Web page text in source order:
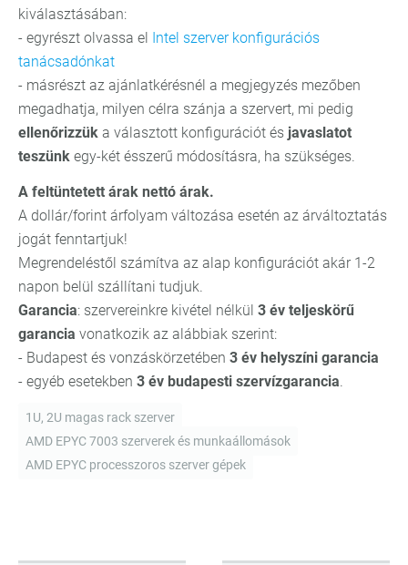
kiválasztásában:
- egyrészt olvassa el Intel szerver konfigurációs
tanácsadónkat
- másrészt az ajánlatkérésnél a megjegyzés mezőben
megadhatja, milyen célra szánja a szervert, mi pedig
ellenőrizzük a választott konfigurációt és javaslatot
teszünk egy-két ésszerű módosításra, ha szükséges.
A feltüntetett árak nettó árak.
A dollár/forint árfolyam változása esetén az árváltoztatás
jogát fenntartjuk!
Megrendeléstől számítva az alap konfigurációt akár 1-2
napon belül szállítani tudjuk.
Garancia: szervereinkre kivétel nélkül 3 év teljeskörű
garancia vonatkozik az alábbiak szerint:
- Budapest és vonzáskörzetében 3 év helyszíni garancia
- egyéb esetekben 3 év budapesti szervízgarancia.
1U, 2U magas rack szerver
AMD EPYC 7003 szerverek és munkaállomások
AMD EPYC processzoros szerver gépek